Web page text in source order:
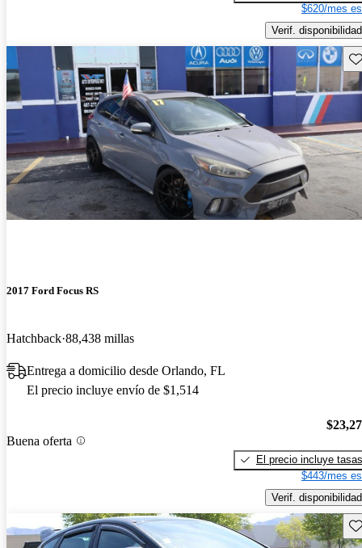
$620/mes
Verif. disponibilidad
2017 Ford Focus RS
Hatchback 88,438 millas
Entrega a domicilio desde Orlando, FL
El precio incluye envío de $1,514
Buena oferta
El precio incluye tasas
$443/mes
Verif. disponibilidad